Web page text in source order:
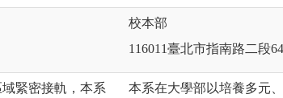
校本部
116011臺北市指南路二段
緊密接軌，本系
本系在大學部以培養多元